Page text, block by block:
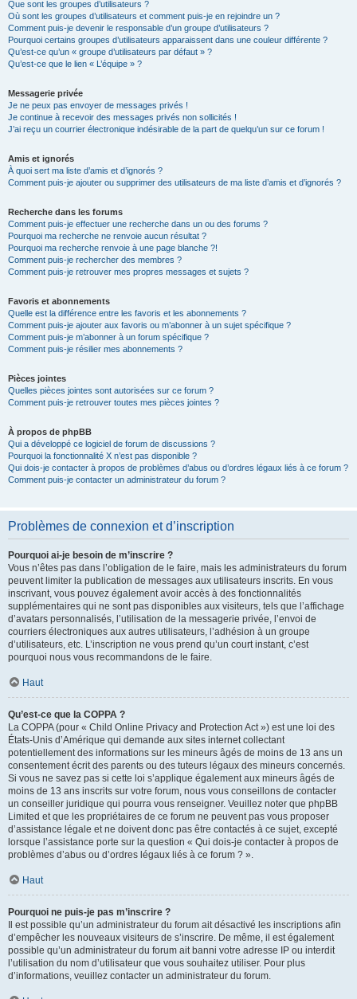
Que sont les groupes d’utilisateurs ?
Où sont les groupes d’utilisateurs et comment puis-je en rejoindre un ?
Comment puis-je devenir le responsable d’un groupe d’utilisateurs ?
Pourquoi certains groupes d’utilisateurs apparaissent dans une couleur différente ?
Qu’est-ce qu’un « groupe d’utilisateurs par défaut » ?
Qu’est-ce que le lien « L’équipe » ?
Messagerie privée
Je ne peux pas envoyer de messages privés !
Je continue à recevoir des messages privés non sollicités !
J’ai reçu un courrier électronique indésirable de la part de quelqu’un sur ce forum !
Amis et ignorés
À quoi sert ma liste d’amis et d’ignorés ?
Comment puis-je ajouter ou supprimer des utilisateurs de ma liste d’amis et d’ignorés ?
Recherche dans les forums
Comment puis-je effectuer une recherche dans un ou des forums ?
Pourquoi ma recherche ne renvoie aucun résultat ?
Pourquoi ma recherche renvoie à une page blanche ?!
Comment puis-je rechercher des membres ?
Comment puis-je retrouver mes propres messages et sujets ?
Favoris et abonnements
Quelle est la différence entre les favoris et les abonnements ?
Comment puis-je ajouter aux favoris ou m’abonner à un sujet spécifique ?
Comment puis-je m’abonner à un forum spécifique ?
Comment puis-je résilier mes abonnements ?
Pièces jointes
Quelles pièces jointes sont autorisées sur ce forum ?
Comment puis-je retrouver toutes mes pièces jointes ?
À propos de phpBB
Qui a développé ce logiciel de forum de discussions ?
Pourquoi la fonctionnalité X n’est pas disponible ?
Qui dois-je contacter à propos de problèmes d’abus ou d’ordres légaux liés à ce forum ?
Comment puis-je contacter un administrateur du forum ?
Problèmes de connexion et d’inscription
Pourquoi ai-je besoin de m’inscrire ?
Vous n’êtes pas dans l’obligation de le faire, mais les administrateurs du forum
peuvent limiter la publication de messages aux utilisateurs inscrits. En vous
inscrivant, vous pouvez également avoir accès à des fonctionnalités
supplémentaires qui ne sont pas disponibles aux visiteurs, tels que l’affichage
d’avatars personnalisés, l’utilisation de la messagerie privée, l’envoi de
courriers électroniques aux autres utilisateurs, l’adhésion à un groupe
d’utilisateurs, etc. L’inscription ne vous prend qu’un court instant, c’est
pourquoi nous vous recommandons de le faire.
Haut
Qu’est-ce que la COPPA ?
La COPPA (pour « Child Online Privacy and Protection Act ») est une loi des
États-Unis d’Amérique qui demande aux sites internet collectant
potentiellement des informations sur les mineurs âgés de moins de 13 ans un
consentement écrit des parents ou des tuteurs légaux des mineurs concernés.
Si vous ne savez pas si cette loi s’applique également aux mineurs âgés de
moins de 13 ans inscrits sur votre forum, nous vous conseillons de contacter
un conseiller juridique qui pourra vous renseigner. Veuillez noter que phpBB
Limited et que les propriétaires de ce forum ne peuvent pas vous proposer
d’assistance légale et ne doivent donc pas être contactés à ce sujet, excepté
lorsque l’assistance porte sur la question « Qui dois-je contacter à propos de
problèmes d’abus ou d’ordres légaux liés à ce forum ? ».
Haut
Pourquoi ne puis-je pas m’inscrire ?
Il est possible qu’un administrateur du forum ait désactivé les inscriptions afin
d’empêcher les nouveaux visiteurs de s’inscrire. De même, il est également
possible qu’un administrateur du forum ait banni votre adresse IP ou interdit
l’utilisation du nom d’utilisateur que vous souhaitez utiliser. Pour plus
d’informations, veuillez contacter un administrateur du forum.